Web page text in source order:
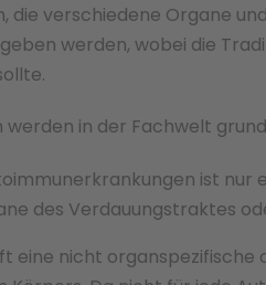
die verschiedene Organe
werden, wobei die
in der Fachwelt
ist
des Verdauungstraktes
eine nicht